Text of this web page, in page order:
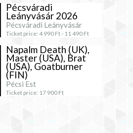
Pécsváradi
Leányvásár 2026
Pécsváradi Leányvásár
Ticket price: 4 990 Ft - 11 490 Ft
Napalm Death (UK),
Master (USA), Brat
(USA), Goatburner
(FIN)
Pécsi Est
Ticket price: 17 900 Ft